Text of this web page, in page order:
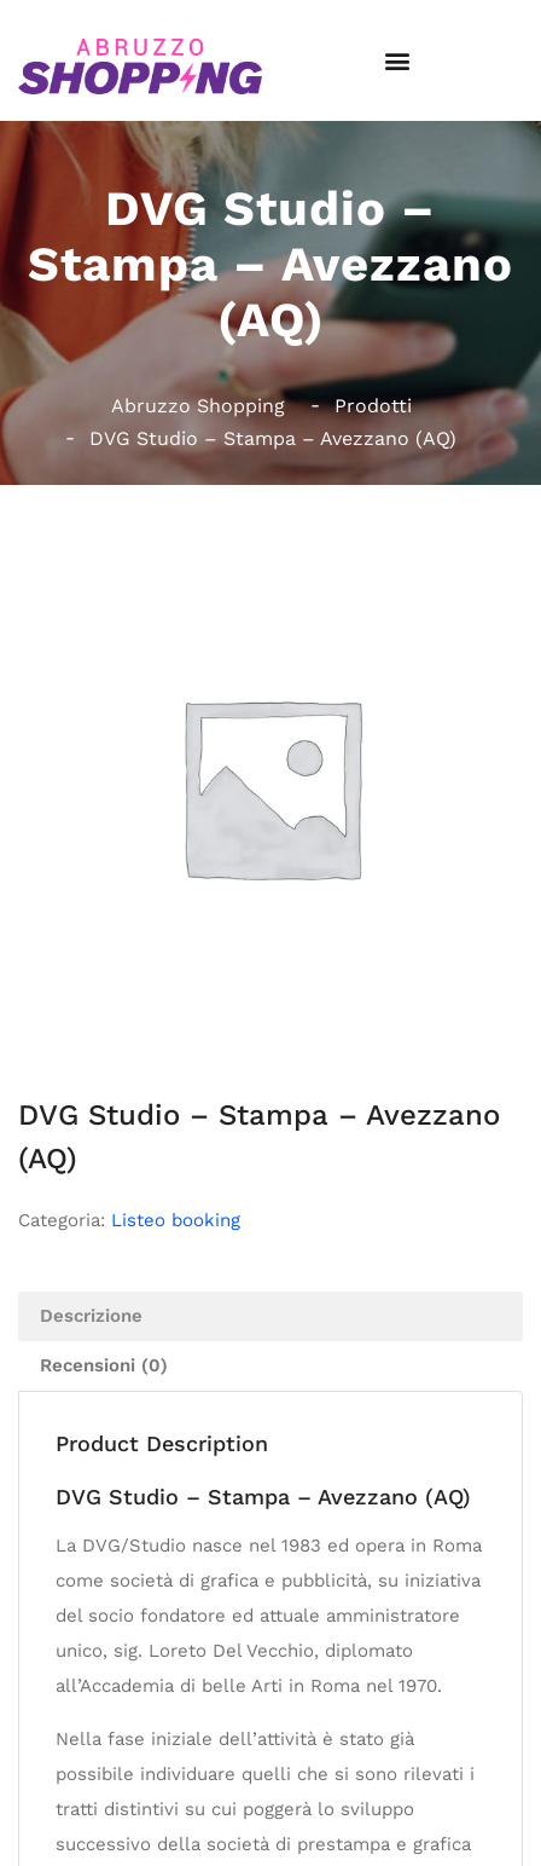
DVG Studio –
Stampa – Avezzano
(AQ)
Abruzzo Shopping
Prodotti
DVG Studio – Stampa – Avezzano (AQ)
DVG Studio – Stampa – Avezzano
(AQ)
Categoria: Listeo booking
Descrizione
Recensioni (0)
Product Description
DVG Studio – Stampa – Avezzano (AQ)
La DVG/Studio nasce nel 1983 ed opera in Roma
come società di grafica e pubblicità, su iniziativa
del socio fondatore ed attuale amministratore
unico, sig. Loreto Del Vecchio, diplomato
all’Accademia di belle Arti in Roma nel 1970.
Nella fase iniziale dell’attività è stato già
possibile individuare quelli che si sono rilevati i
tratti distintivi su cui poggerà lo sviluppo
successivo della società di prestampa e grafica